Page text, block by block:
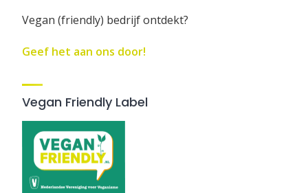
Vegan (friendly) bedrijf ontdekt?
Geef het aan ons door!
Vegan Friendly Label